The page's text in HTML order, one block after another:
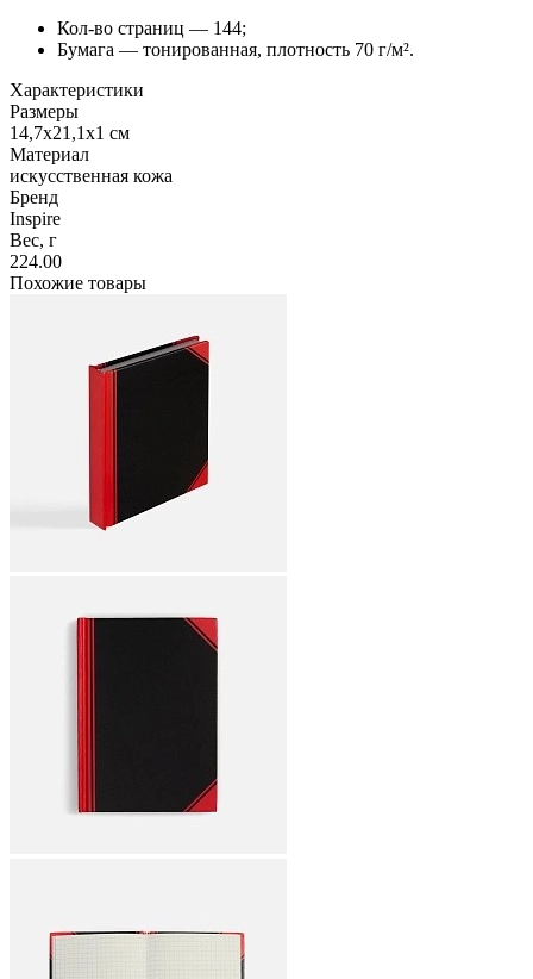
Кол-во страниц — 144;
Бумага — тонированная, плотность 70 г/м².
Характеристики
Размеры
14,7х21,1х1 см
Материал
искусственная кожа
Бренд
Inspire
Вес, г
224.00
Похожие товары